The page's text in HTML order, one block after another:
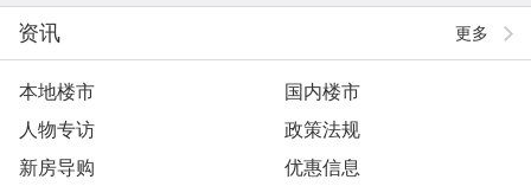
更多
资讯
本地楼市
国内楼市
人物专访
政策法规
新房导购
优惠信息